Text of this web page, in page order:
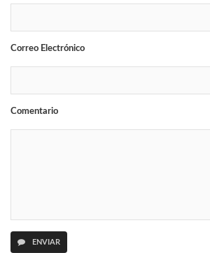
Correo Electrónico
Comentario
ENVIAR